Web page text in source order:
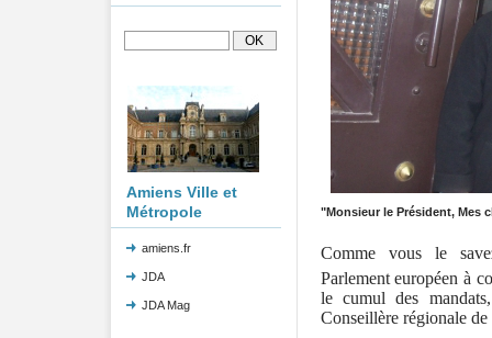
Amiens Ville et
Métropole
amiens.fr
JDA
JDA Mag
"Monsieur le Président, Mes
Comme vous le
Parlement européen à
le cumul des
Conseillère régionale de